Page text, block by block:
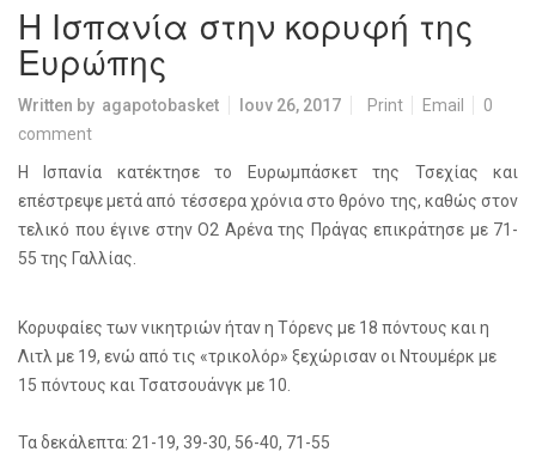
Η Ισπανία στην κορυφή της
Ευρώπης
Written by agapotobasket Ιουν 26, 2017 Print Email
0
comment
Η Ισπανία κατέκτησε το Ευρωμπάσκετ της Τσεχίας και
επέστρεψε μετά από τέσσερα χρόνια στο θρόνο της, καθώς στον
τελικό που έγινε στην Ο2 Αρένα της Πράγας επικράτησε με 71-
55 της Γαλλίας.
Κορυφαίες των νικητριών ήταν η Τόρενς με 18 πόντους και η
Λιτλ με 19, ενώ από τις «τρικολόρ» ξεχώρισαν οι Ντουμέρκ με
15 πόντους και Τσατσουάνγκ με 10.
Τα δεκάλεπτα: 21-19, 39-30, 56-40, 71-55